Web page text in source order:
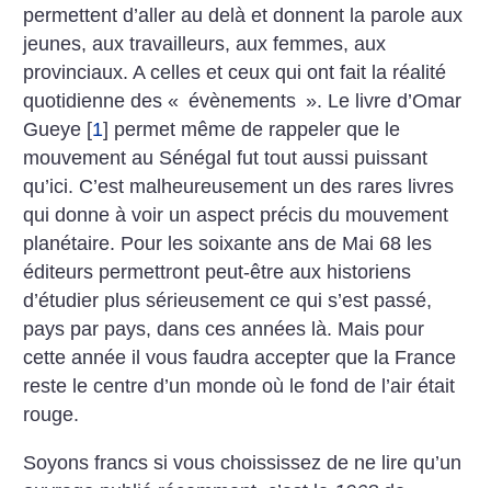
permettent d’aller au delà et donnent la parole aux
jeunes, aux travailleurs, aux femmes, aux
provinciaux. A celles et ceux qui ont fait la réalité
quotidienne des « évènements ». Le livre d’Omar
Gueye [1] permet même de rappeler que le
mouvement au Sénégal fut tout aussi puissant
qu’ici. C’est malheureusement un des rares livres
qui donne à voir un aspect précis du mouvement
planétaire. Pour les soixante ans de Mai 68 les
éditeurs permettront peut-être aux historiens
d’étudier plus sérieusement ce qui s’est passé,
pays par pays, dans ces années là. Mais pour
cette année il vous faudra accepter que la France
reste le centre d’un monde où le fond de l’air était
rouge.
Soyons francs si vous choississez de ne lire qu’un